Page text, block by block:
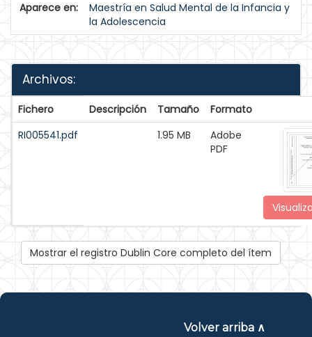
Aparece en:
Maestría en Salud Mental de la Infancia y
la Adolescencia
Archivos:
Fichero Descripción Tamaño
Formato
RI005541.pdf
1.95 MB
Adobe
PDF
Mostrar el registro Dublin Core completo del ítem
Volver arriba ∧